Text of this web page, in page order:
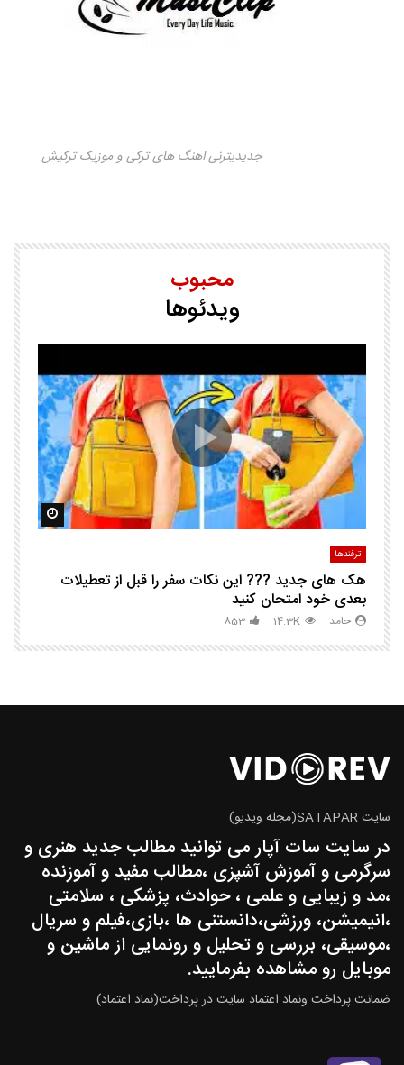
جدیدیترنی اهنگ های ترکی و موزیک ترکیش
محبوب
ویدئوها
مشاهده
ترفندها
هک های جدید ??️? این نکات سفر را قبل از تعطیلات
بعدی خود امتحان کنید
حامد 14.3K
853
مشاهده بعدا
سایت SATAPAR(مجله ویدیو)
در سایت سات آپار می توانید مطالب جدید هنری و
سرگرمی و آموزش آشپزی ،مطالب مفید و آموزنده
،مد و زیبایی و علمی ، حوادث، پزشکی ، سلامتی
،انیمیشن، ورزشی،دانستنی ها ،بازی،فیلم و سریال
،موسیقی، بررسی و تحلیل و رونمایی از ماشین و
موبایل رو مشاهده بفرمایید.
ضمانت پرداخت ونماد اعتماد سایت در پرداخت(نماد اعتماد)